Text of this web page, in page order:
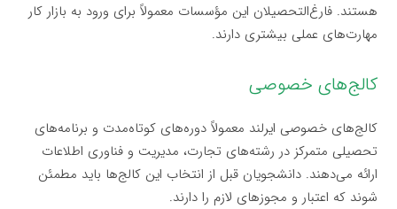
هستند. فارغ‌التحصیلان این مؤسسات معمولاً برای ورود به بازار کار
مهارت‌های عملی بیشتری دارند.
کالج‌های خصوصی
کالج‌های خصوصی ایرلند معمولاً دوره‌های کوتاه‌مدت و برنامه‌های
تحصیلی متمرکز در رشته‌های تجارت، مدیریت و فناوری اطلاعات
ارائه می‌دهند. دانشجویان قبل از انتخاب این کالج‌ها باید مطمئن
شوند که اعتبار و مجوزهای لازم را دارند.